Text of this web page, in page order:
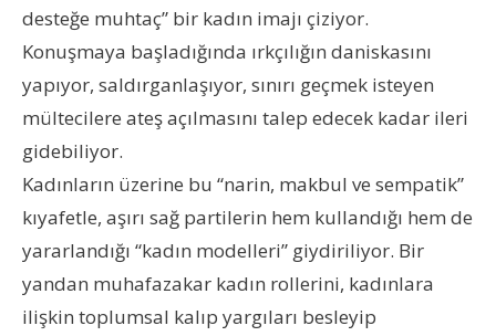
desteğe muhtaç” bir kadın imajı çiziyor.
Konuşmaya başladığında ırkçılığın daniskasını
yapıyor, saldırganlaşıyor, sınırı geçmek isteyen
mültecilere ateş açılmasını talep edecek kadar ileri
gidebiliyor.
Kadınların üzerine bu “narin, makbul ve sempatik”
kıyafetle, aşırı sağ partilerin hem kullandığı hem de
yararlandığı “kadın modelleri” giydiriliyor. Bir
yandan muhafazakar kadın rollerini, kadınlara
ilişkin toplumsal kalıp yargıları besleyip